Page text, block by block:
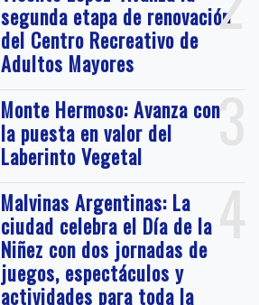
segunda etapa de renovación
del Centro Recreativo de
Adultos Mayores
3
Monte Hermoso: Avanza con
la puesta en valor del
Laberinto Vegetal
4
Malvinas Argentinas: La
ciudad celebra el Día de la
Niñez con dos jornadas de
juegos, espectáculos y
actividades para toda la